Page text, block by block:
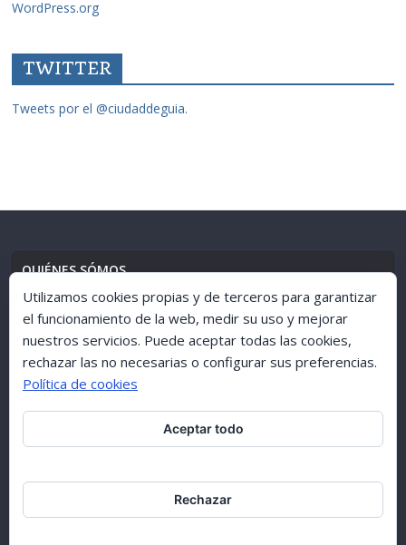
WordPress.org
TWITTER
Tweets por el @ciudaddeguia.
QUIÉNES SÓMOS
AVISO LEGAL// POLÍTICA DE PRIVACIDAD
ARCHIVO 1998-2015
Utilizamos cookies propias y de terceros para garantizar
el funcionamiento de la web, medir su uso y mejorar
nuestros servicios. Puede aceptar todas las cookies,
rechazar las no necesarias o configurar sus preferencias.
Política de cookies
Aceptar todo
Rechazar